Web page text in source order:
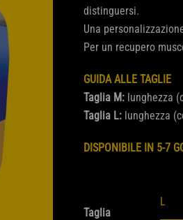
distinguersi.
Una
Per un recupero
GUIDA ALLE TAGLIE
Taglia M: lunghezza
Taglia L: lunghezza
DISPONIBILE IN 5-7
Taglia